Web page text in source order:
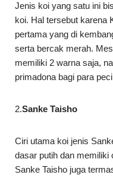
Jenis koi yang satu ini
koi. Hal tersebut karena
pertama yang di
serta bercak merah.
memiliki 2 warna saja,
primadona bagi para
2.Sanke Taisho
Ciri utama koi jenis
dasar putih dan memiliki
Sanke Taisho juga